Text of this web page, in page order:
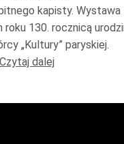
kapisty. Wystawa
130. rocznicą
„Kultury” paryskiej.
Czytaj dalej